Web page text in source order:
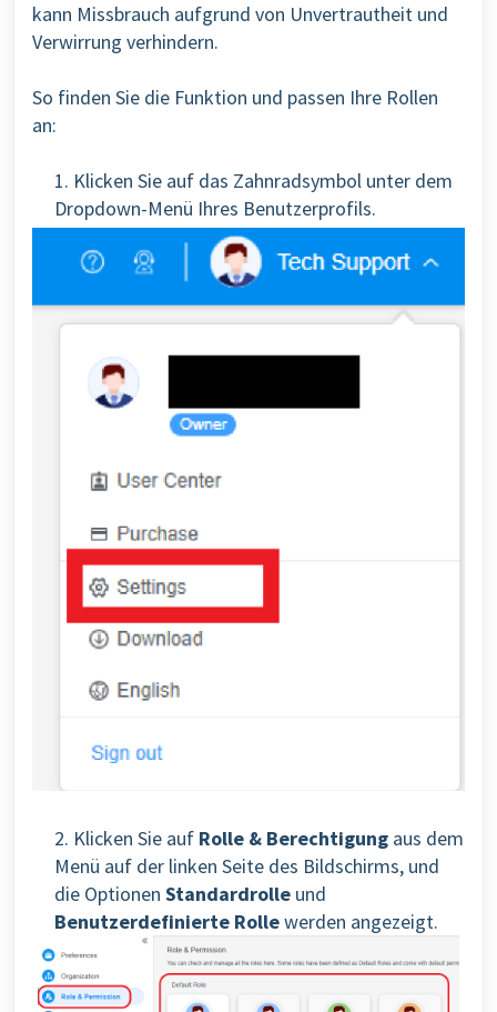
kann Missbrauch aufgrund von Unvertrautheit und
Verwirrung verhindern.
So finden Sie die Funktion und passen Ihre Rollen
an:
1. Klicken Sie auf das Zahnradsymbol unter dem
Dropdown-Menü Ihres Benutzerprofils.
2. Klicken Sie auf Rolle & Berechtigung aus dem
Menü auf der linken Seite des Bildschirms, und
die Optionen Standardrolle und
Benutzerdefinierte Rollewerden angezeigt.